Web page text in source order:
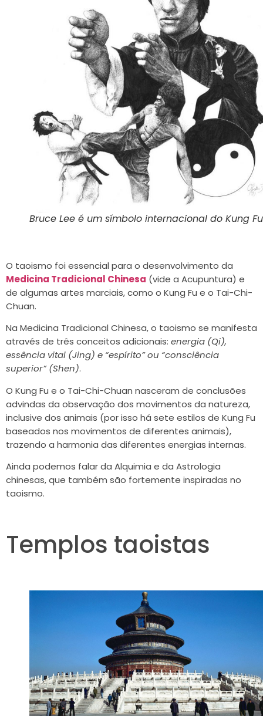
Bruce Lee é um símbolo internacional do Kung
O taoismo foi essencial para o desenvolvimento da
Medicina Tradicional Chinesa (vide a Acupuntura) e
de algumas artes marciais, como o Kung Fu e o Tai-Chi-
Chuan.
Na Medicina Tradicional Chinesa, o taoismo se manifesta
através de três conceitos adicionais: energia (Qi),
essência vital (Jing) e “espírito” ou “consciência
superior” (Shen).
O Kung Fu e o Tai-Chi-Chuan nasceram de conclusões
advindas da observação dos movimentos da natureza,
inclusive dos animais (por isso há sete estilos de Kung Fu
baseados nos movimentos de diferentes animais),
trazendo a harmonia das diferentes energias internas.
Ainda podemos falar da Alquimia e da Astrologia
chinesas, que também são fortemente inspiradas no
taoismo.
Templos taoistas